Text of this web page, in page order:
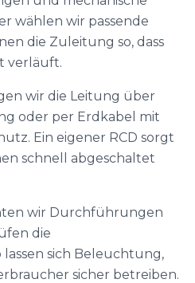
wählen wir passende
die Zuleitung so, dass
verläuft.
wir die Leitung über
oder per Erdkabel mit
Ein eigener RCD sorgt
schnell abgeschaltet
wir Durchführungen
die
sich Beleuchtung,
sicher betreiben.